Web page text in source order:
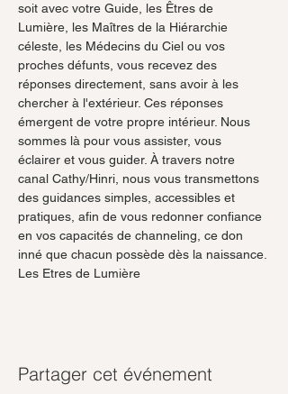
soit avec votre Guide, les Êtres de
Lumière, les Maîtres de la Hiérarchie
céleste, les Médecins du Ciel ou vos
proches défunts, vous recevez des
réponses directement, sans avoir à les
chercher à l'extérieur. Ces réponses
émergent de votre propre intérieur. Nous
sommes là pour vous assister, vous
éclairer et vous guider. À travers notre
canal Cathy/Hinri, nous vous transmettons
des guidances simples, accessibles et
pratiques, afin de vous redonner confiance
en vos capacités de channeling, ce don
inné que chacun possède dès la naissance.
Les Etres de Lumière
Partager cet événement